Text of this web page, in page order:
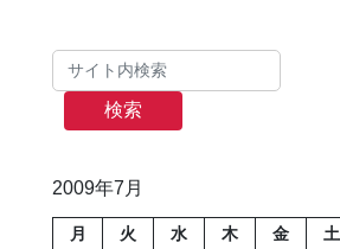
検索
2009年7月
月 火 水 木 金 土